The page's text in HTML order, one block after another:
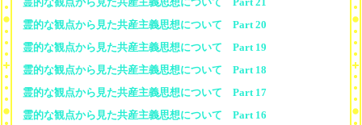
霊的な観点から見た共産主義思想について Part 20
霊的な観点から見た共産主義思想について Part 19
霊的な観点から見た共産主義思想について Part 18
霊的な観点から見た共産主義思想について Part 17
霊的な観点から見た共産主義思想について Part 16